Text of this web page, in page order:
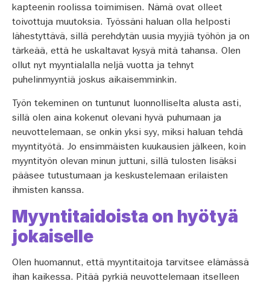
kapteenin roolissa toimimisen. Nämä ovat olleet
toivottuja muutoksia. Työssäni haluan olla helposti
lähestyttävä, sillä perehdytän uusia myyjiä työhön ja on
tärkeää, että he uskaltavat kysyä mitä tahansa. Olen
ollut nyt myyntialalla neljä vuotta ja tehnyt
puhelinmyyntiä joskus aikaisemminkin.
Työn tekeminen on tuntunut luonnolliselta alusta asti,
sillä olen aina kokenut olevani hyvä puhumaan ja
neuvottelemaan, se onkin yksi syy, miksi haluan tehdä
myyntityötä. Jo ensimmäisten kuukausien jälkeen, koin
myyntityön olevan minun juttuni, sillä tulosten lisäksi
pääsee tutustumaan ja keskustelemaan erilaisten
ihmisten kanssa.
Myyntitaidoista on hyötyä
jokaiselle
Olen huomannut, että myyntitaitoja tarvitsee elämässä
ihan kaikessa. Pitää pyrkiä neuvottelemaan itselleen